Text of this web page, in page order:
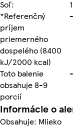
Soľ:
*Referenčný
príjem
priemerného
dospelého (8400
kJ/2000 kcal)
-
Toto balenie
obsahuje 8-9
porcií
-
Informácie o
Obsahuje: Mlieko